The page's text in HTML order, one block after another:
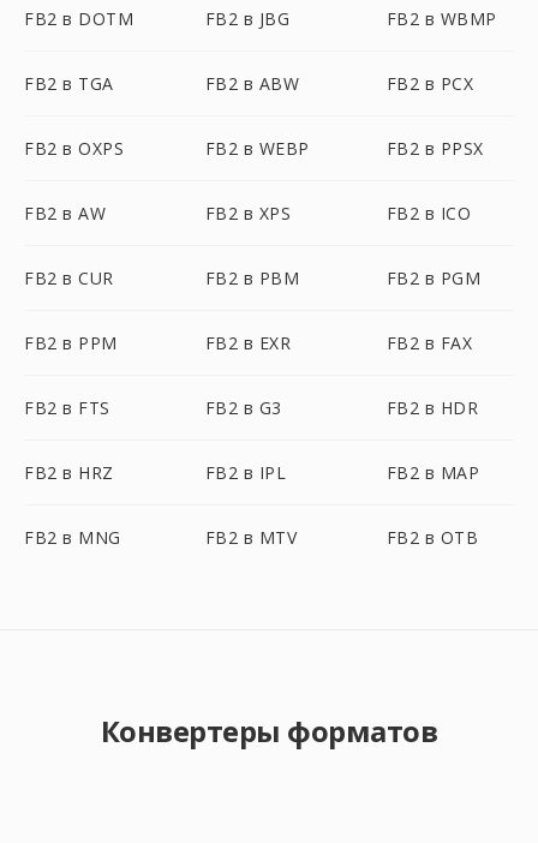
FB2 в DOTM FB2 в JBG FB2 в WBMP
FB2 в TGA FB2 в ABW FB2 в PCX
FB2 в OXPS FB2 в WEBP FB2 в PPSX
FB2 в AW FB2 в XPS FB2 в ICO
FB2 в CUR FB2 в PBM FB2 в PGM
FB2 в PPM FB2 в EXR FB2 в FAX
FB2 в FTS FB2 в G3 FB2 в HDR
FB2 в HRZ FB2 в IPL FB2 в MAP
FB2 в MNG FB2 в MTV FB2 в OTB
Конвертеры форматов